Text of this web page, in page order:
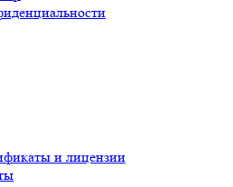
и лицензии